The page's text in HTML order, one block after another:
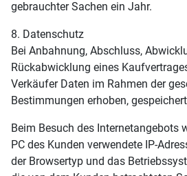
gebrauchter Sachen ein Jahr.
8. Datenschutz
Bei Anbahnung, Abschluss,
Rückabwicklung eines
Verkäufer Daten im Rahmen der
Bestimmungen erhoben,
Beim Besuch des Internetangebots
PC des Kunden verwendete IP-
der Browsertyp und das